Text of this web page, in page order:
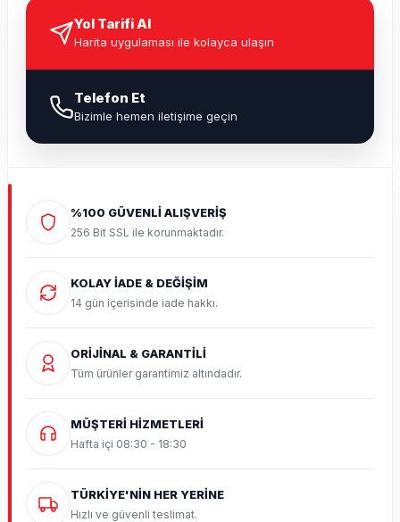
Yol Tarifi Al
Harita uygulaması ile kolayca ulaşın
Telefon Et
Bizimle hemen iletişime geçin
%100 GÜVENLİ ALIŞVERİŞ
256 Bit SSL ile korunmaktadır.
KOLAY İADE & DEĞİŞİM
14 gün içerisinde iade hakkı.
ORİJİNAL & GARANTİLİ
Tüm ürünler garantimiz altındadır.
MÜŞTERİ HİZMETLERİ
Hafta içi 08:30 - 18:30
TÜRKİYE'NİN HER YERİNE
Hızlı ve güvenli teslimat.